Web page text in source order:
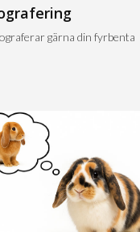
gärna din fyrbenta